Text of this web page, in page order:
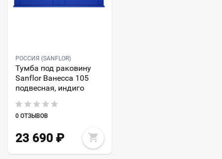
РОССИЯ (SANFLOR)
Тумба под раковину
Sanflor Ванесса 105
подвесная, индиго
0 ОТЗЫВОВ
23 690 ₽